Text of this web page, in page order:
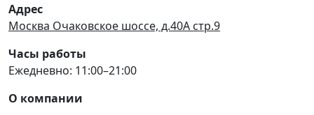
Адрес
Москва Очаковское шоссе, д.40А стр.9
Часы работы
Ежедневно: 11:00–21:00
О компании